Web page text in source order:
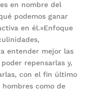
en nombre del
podemos ganar
en él.»Enfoque
entender mejor las
repensarlas y,
con el fin último
como de